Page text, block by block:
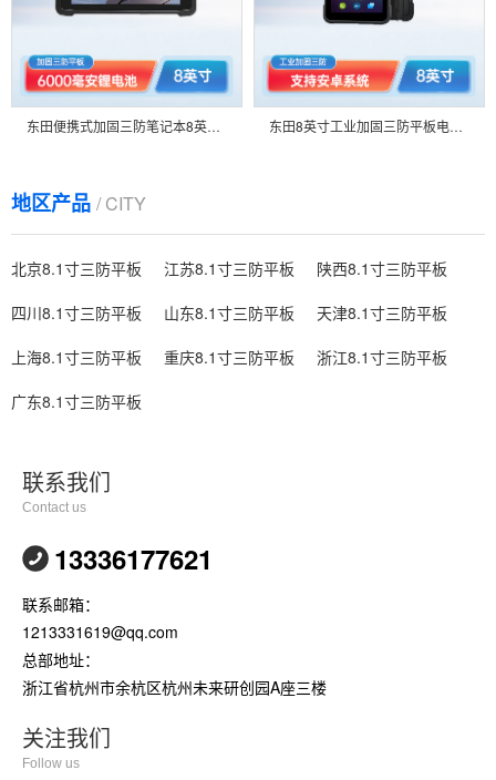
东田便携式加固三防笔记本8英寸IP65长续航手持工业平板电脑-DTZ-Q0889E 东田8英寸工业加固三防平板电支持安卓8.1系统IP65出入库管理扫码数据收集DTZ-M0806E
地区产品 / CITY
北京8.1寸三防平板 江苏8.1寸三防平板
陕西8.1寸三防平板
四川8.1寸三防平板
山东8.1寸三防平板
天津8.1寸三防平板
上海8.1寸三防平板
重庆8.1寸三防平板
浙江8.1寸三防平板
广东8.1寸三防平板
联系我们
Contact us
13336177621
联系邮箱：
1213331619@qq.com
总部地址：
浙江省杭州市余杭区杭州未来研创园A座三楼
关注我们
Follow us